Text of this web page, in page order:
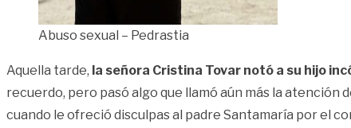
Abuso sexual – Pedrastia
Aquella tarde, la señora Cristina Tovar notó a su hijo
recuerdo, pero pasó algo que llamó aún más la atención
cuando le ofreció disculpas al padre Santamaría por el